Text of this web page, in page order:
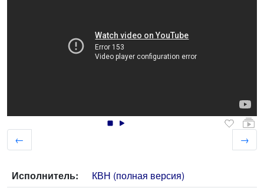
← →
Исполнитель:
КВН (полная версия)